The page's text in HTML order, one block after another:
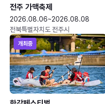
전주 가맥축제
2026.08.06~2026.08.08
전북특별자치도 전주시
개최중